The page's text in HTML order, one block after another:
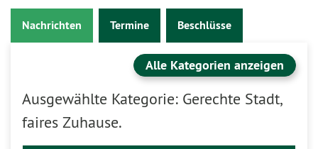
Nachrichten Termine Beschlüsse
Alle Kategorien anzeigen
Ausgewählte Kategorie: Gerechte Stadt,
faires Zuhause.